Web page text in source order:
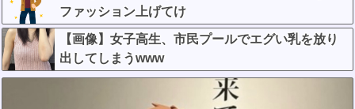
ファッション上げてけ
【画像】女子高生、市民プールでエグい乳を放り
出してしまうwww